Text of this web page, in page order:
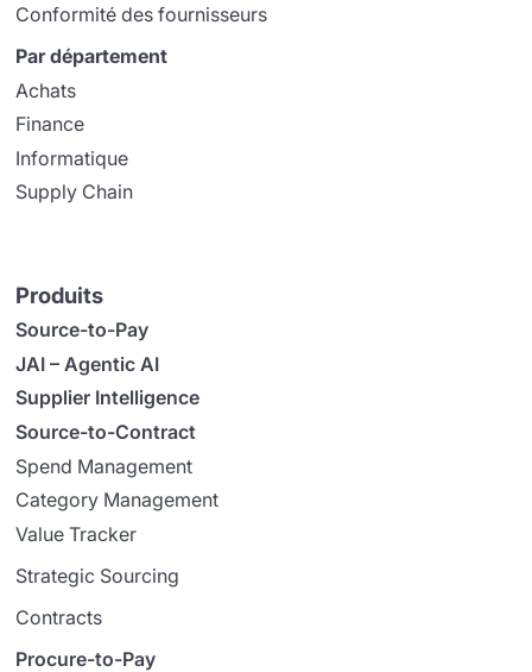
Conformité des fournisseurs
Par département
Achats
Finance
Informatique
Supply Chain
Produits
Source-to-Pay
JAI – Agentic AI
Supplier Intelligence
Source-to-Contract
Spend Management
Category Management
Value Tracker
Strategic Sourcing
Contracts
Procure-to-Pay